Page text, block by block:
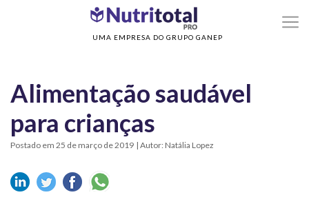
UMA EMPRESA DO GRUPO GANEP
Nutrição Infantil >Alimentação saudável para crianças
Alimentação saudável
para crianças
Postado em 25 de março de 2019 | Autor: Natália Lopez